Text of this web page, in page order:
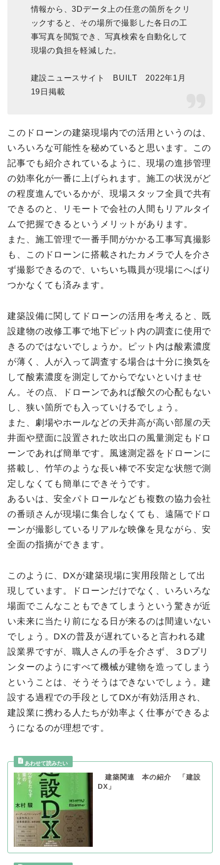
情報から、3Dデータ上の任意の箇所をクリ
ックすると、その場所で撮影した各日の工
事写真を閲覧でき、写真検索を自動化して
現場の負担を軽減した。
建設ニュースサイト BUILT 2022年1月
19日掲載
このドローンの建築現場内での活用というのは、
いろいろな可能性を秘めていると思います。この
記事でも紹介されているように、現場の進捗管理
の効率化が一番に上げられます。施工の状況がど
の程度進んでいるかが、現場スタッフ全員で共有
できるのと、リモートで会社の人間もリアルタイ
ムで把握できるというメリットがあります。
また、施工管理で一番手間がかかる工事写真撮影
も、このドローンに搭載されたカメラで人を介さ
ず撮影できるので、いちいち職員が現場にへばり
つかなくても済みます。
建築設備に関してドローンの活用を考えると、既
設建物の改修工事で地下ピット内の調査に使用で
きるのではないでしょうか。ピット内は酸素濃度
が薄く、人が入って調査する場合は十分に換気を
して酸素濃度を測定してからでないといけませ
ん。その点、ドローンであれば酸欠の心配もない
し、狭い箇所でも入っていけるでしょう。
また、劇場やホールなどの天井高が高い部屋の天
井面や壁面に設置された吹出口の風量測定もドロ
ーンであれば簡単です。風速測定器をドローンに
搭載し、竹竿のような長い棒で不安定な状態で測
定しなくても簡単にできそうです。
あるいは、安全パトロールなども複数の協力会社
の番頭さんが現場に集合しなくても、遠隔でドロ
ーンが撮影しているリアルな映像を見ながら、安
全面の指摘ができます。
このように、DXが建築現場に実用段階として出
現しています。ドローンだけでなく、いろいろな
場面でこんなこともできてしまうという驚きが近
い未来に当たり前になる日が来るのは間違いない
でしょう。DXの普及が遅れていると言われる建
設業界ですが、職人さんの手を介さず、３Dプリ
ンターのようにすべて機械が建物を造ってしまう
ということは、そうそうはできないでしょう。建
設する過程での手段としてDXが有効活用され、
建設業に携わる人たちが効率よく仕事ができるよ
うになるのが理想です。
建築関連 本の紹介 「建設
DX」